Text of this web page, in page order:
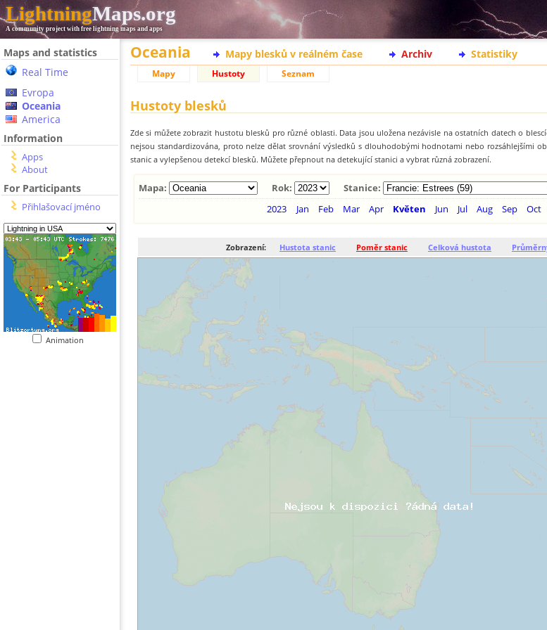
LightningMaps.org
A community project with free lightning maps and apps
Maps and statistics
Real Time
Evropa
Oceania
America
Information
Apps
About
For Participants
Přihlašovací jméno
Animation
Oceania Mapy blesků v reálném čase Archiv Statistiky
Mapy Hustoty Seznam
Hustoty blesků
Zde si můžete zobrazit hustotu blesků pro různé oblasti. Data jsou uložena nezávisle na ostatních datech o
nejsou standardizována, proto nelze dělat srovnání výsledků s dlouhodobými hodnotami nebo rozsáhlejšími
stanic a vylepšenou detekcí blesků. Můžete přepnout na detekující stanici a vybrat různá zobrazení.
Mapa: Rok:
Stanice:
2023
Jan Feb Mar Apr Květen Jun Jul Aug Sep Oct
Zobrazení: Hustota stanic Poměr stanic Celková hustota